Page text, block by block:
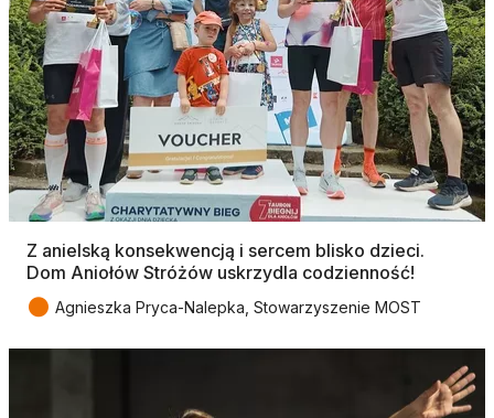
Z anielską konsekwencją i sercem blisko dzieci.
Dom Aniołów Stróżów uskrzydla codzienność!
● Agnieszka Pryca-Nalepka, Stowarzyszenie MOST